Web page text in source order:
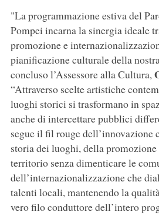
"La programmazione estiva del
Pompei incarna la sinergia ideale
promozione e
pianificazione culturale della
concluso l’Assessore alla Cultura,
“Attraverso scelte artistiche
luoghi storici si trasformano in
anche di intercettare pubblici
segue il fil rouge dell’innovazione
storia dei luoghi, della
territorio senza dimenticare le
dell’internazionalizzazione che
talenti locali, mantenendo la
vero filo conduttore dell’intero